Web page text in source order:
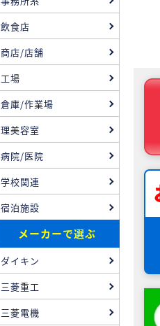
飲食店
商店/店舗
工場
倉庫/作業場
理美容室
病院/医院
学校関連
宿泊施設
メーカーで選ぶ
ダイキン
三菱重工
三菱電機